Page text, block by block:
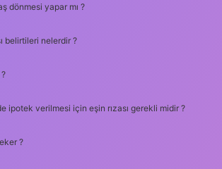
dönmesi yapar mı ?
belirtileri nelerdir ?
ipotek verilmesi için eşin rızası gerekli midir ?
?